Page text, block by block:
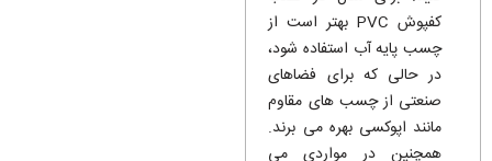
کفپوش PVC بهتر است از
چسب پایه آب استفاده شود،
در حالی که برای فضاهای
صنعتی از چسب های مقاوم
مانند اپوکسی بهره می برند.
همچنین در مواردی می